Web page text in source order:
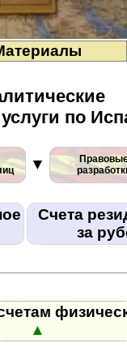
по
▼
Счета
за
▲